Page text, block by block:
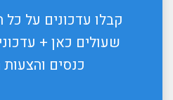
קבלו עדכונים על
שעולים כאן +
כנסים והצעות